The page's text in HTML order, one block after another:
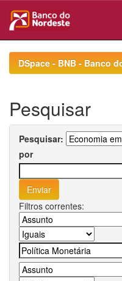
navigationDSpace - BNB - Banco
Pesquisar
Pesquisar:
por
Filtros correntes: